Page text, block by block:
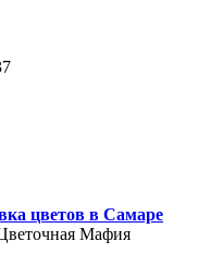
цветов в Самаре
Мафия